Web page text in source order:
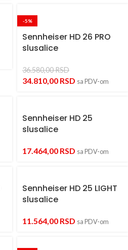
-5%
Sennheiser HD 26 PRO
slusalice
36.580,00RSD
34.810,00 RSD sa PDV-om
Sennheiser HD 25
slusalice
17.464,00 RSD sa PDV-om
Sennheiser HD 25 LIGHT
slusalice
11.564,00 RSD sa PDV-om